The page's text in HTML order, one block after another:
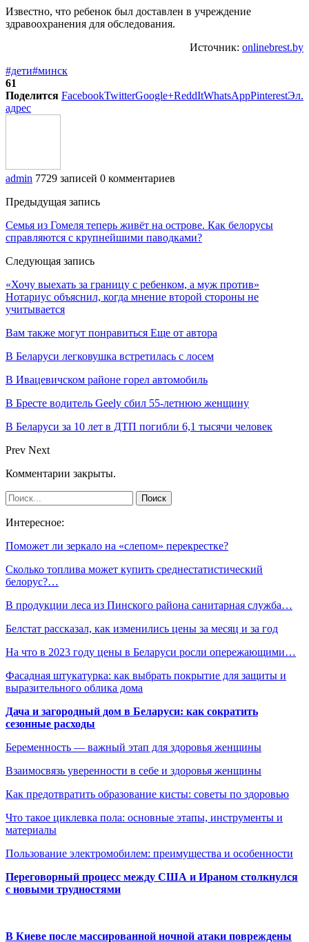
Известно, что ребенок был доставлен в учреждение
здравоохранения для обследования.
Источник: onlinebrest.by
#дети#минск
61
Поделится FacebookTwitterGoogle+ReddItWhatsAppPinterestЭл.
адрес
admin 7729 записей 0 комментариев
Предыдущая запись
Семья из Гомеля теперь живёт на острове. Как белорусы
справляются с крупнейшими паводками?
Следующая запись
«Хочу выехать за границу с ребенком, а муж против»
Нотариус объяснил, когда мнение второй стороны не
учитывается
Вам также могут понравиться Еще от автора
В Беларуси легковушка встретилась с лосем
В Ивацевичском районе горел автомобиль
В Бресте водитель Geely сбил 55-летнюю женщину
В Беларуси за 10 лет в ДТП погибли 6,1 тысячи человек
Prev Next
Комментарии закрыты.
Интересное:
Поможет ли зеркало на «слепом» перекрестке?
Сколько топлива может купить среднестатистический
белорус?…
В продукции леса из Пинского района санитарная служба…
Белстат рассказал, как изменились цены за месяц и за год
На что в 2023 году цены в Беларуси росли опережающими…
Фасадная штукатурка: как выбрать покрытие для защиты и
выразительного облика дома
Дача и загородный дом в Беларуси: как сократить
сезонные расходы
Беременность — важный этап для здоровья женщины
Взаимосвязь уверенности в себе и здоровья женщины
Как предотвратить образование кисты: советы по здоровью
Что такое циклевка пола: основные этапы, инструменты и
материалы
Пользование электромобилем: преимущества и особенности
Переговорный процесс между США и Ираном столкнулся
с новыми трудностями
В Киеве после массированной ночной атаки повреждены